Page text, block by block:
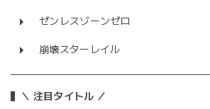
ゼンレスゾーンゼロ
崩壊スターレイル
＼ 注目タイトル ／